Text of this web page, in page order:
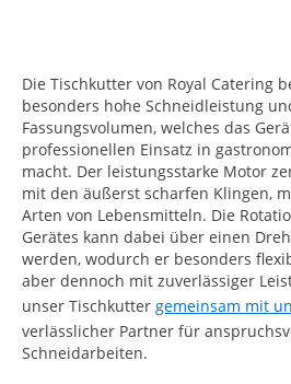
Die Tischkutter von Royal Catering
besonders hohe Schneidleistung
Fassungsvolumen, welches das
professionellen Einsatz in
macht. Der leistungsstarke Motor
mit den äußerst scharfen Klingen,
Arten von Lebensmitteln. Die
Gerätes kann dabei über einen
werden, wodurch er besonders
aber dennoch mit zuverlässiger
unser Tischkutter gemeinsam mit
verlässlicher Partner für
Schneidarbeiten.